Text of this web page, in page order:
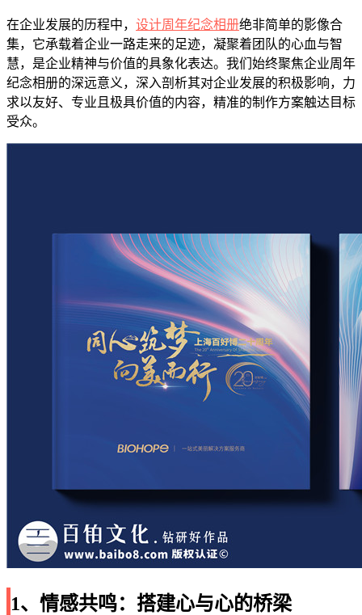
在企业发展的历程中， 设计周年纪念相册绝非简单的影像合
集，它承载着企业一路走来的足迹，凝聚着团队的心血与智
慧，是企业精神与价值的具象化表达。我们始终聚焦企业周年
纪念相册的深远意义，深入剖析其对企业发展的积极影响，力
求以友好、专业且极具价值的内容，精准的制作方案触达目标
受众。
1、情感共鸣：搭建心与心的桥梁